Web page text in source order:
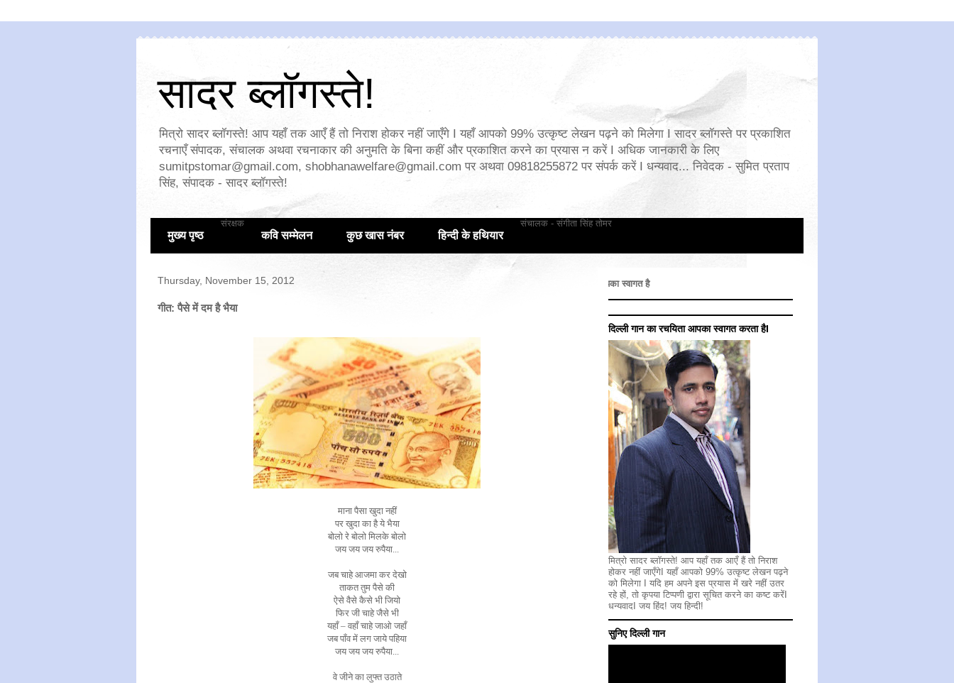
सादर ब्लॉगस्ते!
मित्रो सादर ब्लॉगस्ते! आप यहाँ तक आएँ हैं तो निराश होकर नहीं जाएँगे I यहाँ आपको 99% उत्कृष्ट लेखन पढ़ने को मिलेगा I सादर ब्लॉगस्ते पर प्रकाशित
रचनाएँ संपादक, संचालक अथवा रचनाकार की अनुमति के बिना कहीं और प्रकाशित करने का प्रयास न करें I अधिक जानकारी के लिए
sumitpstomar@gmail.com, shobhanawelfare@gmail.com पर अथवा 09818255872 पर संपर्क करें I धन्यवाद... निवेदक - सुमित प्रताप
सिंह, संपादक - सादर ब्लॉगस्ते!
मुख्य पृष्ठ
संरक्षक
कवि सम्मेलन कुछ खास नंबर हिन्दी के हथियार
संचालक - संगीता सिंह तोमर
Thursday, November 15, 2012
गीत: पैसे में दम है भैया
माना पैसा खुदा नहीं
पर खुदा का है ये भैया
बोलो रे बोलो मिलके बोलो
जय जय जय रुपैया...
जब चाहे आजमा कर देखो
ताकत तुम पैसे की
ऐसे वैसे कैसे भी जियो
फिर जी चाहे जैसे भी
यहाँ – वहाँ चाहे जाओ जहाँ
जब पाँव में लग जाये पहिया
जय जय जय रुपैया...
वे जीने का लुफ्त उठाते
सादर ब्लॉगस्ते पर आपका स्वागत है
दिल्ली गान का रचयिता आपका स्वागत करता हैI
मित्रो सादर ब्लॉगस्ते! आप यहाँ तक आएँ हैं तो निराश
होकर नहीं जाएँगेI यहाँ आपको 99% उत्कृष्ट लेखन पढ़ने
को मिलेगा I यदि हम अपने इस प्रयास में खरे नहीं उतर
रहे हों, तो कृपया टिप्पणी द्वारा सूचित करने का कष्ट करेंI
धन्यवादI जय हिंद! जय हिन्दी!
सुनिए दिल्ली गान